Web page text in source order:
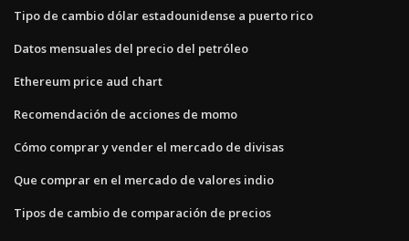
Tipo de cambio dólar estadounidense a puerto rico
Datos mensuales del precio del petróleo
Ethereum price aud chart
Recomendación de acciones de momo
Cómo comprar y vender el mercado de divisas
Que comprar en el mercado de valores indio
Tipos de cambio de comparación de precios